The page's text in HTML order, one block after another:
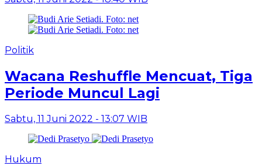
Politik
Wacana Reshuffle Mencuat, Tiga
Periode Muncul Lagi
Sabtu, 11 Juni 2022 - 13:07 WIB
Hukum